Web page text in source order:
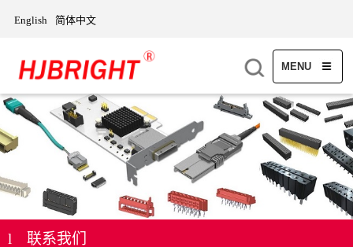
English 简体中文
MENU
l 联系我们